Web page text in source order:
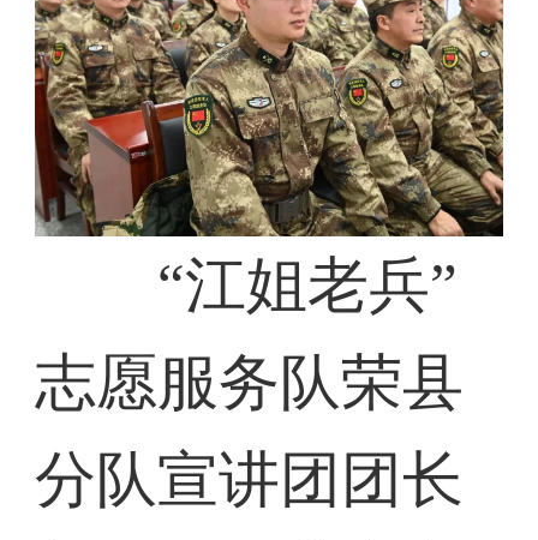
“江姐老兵”
志愿服务队荣县
分队宣讲团团长